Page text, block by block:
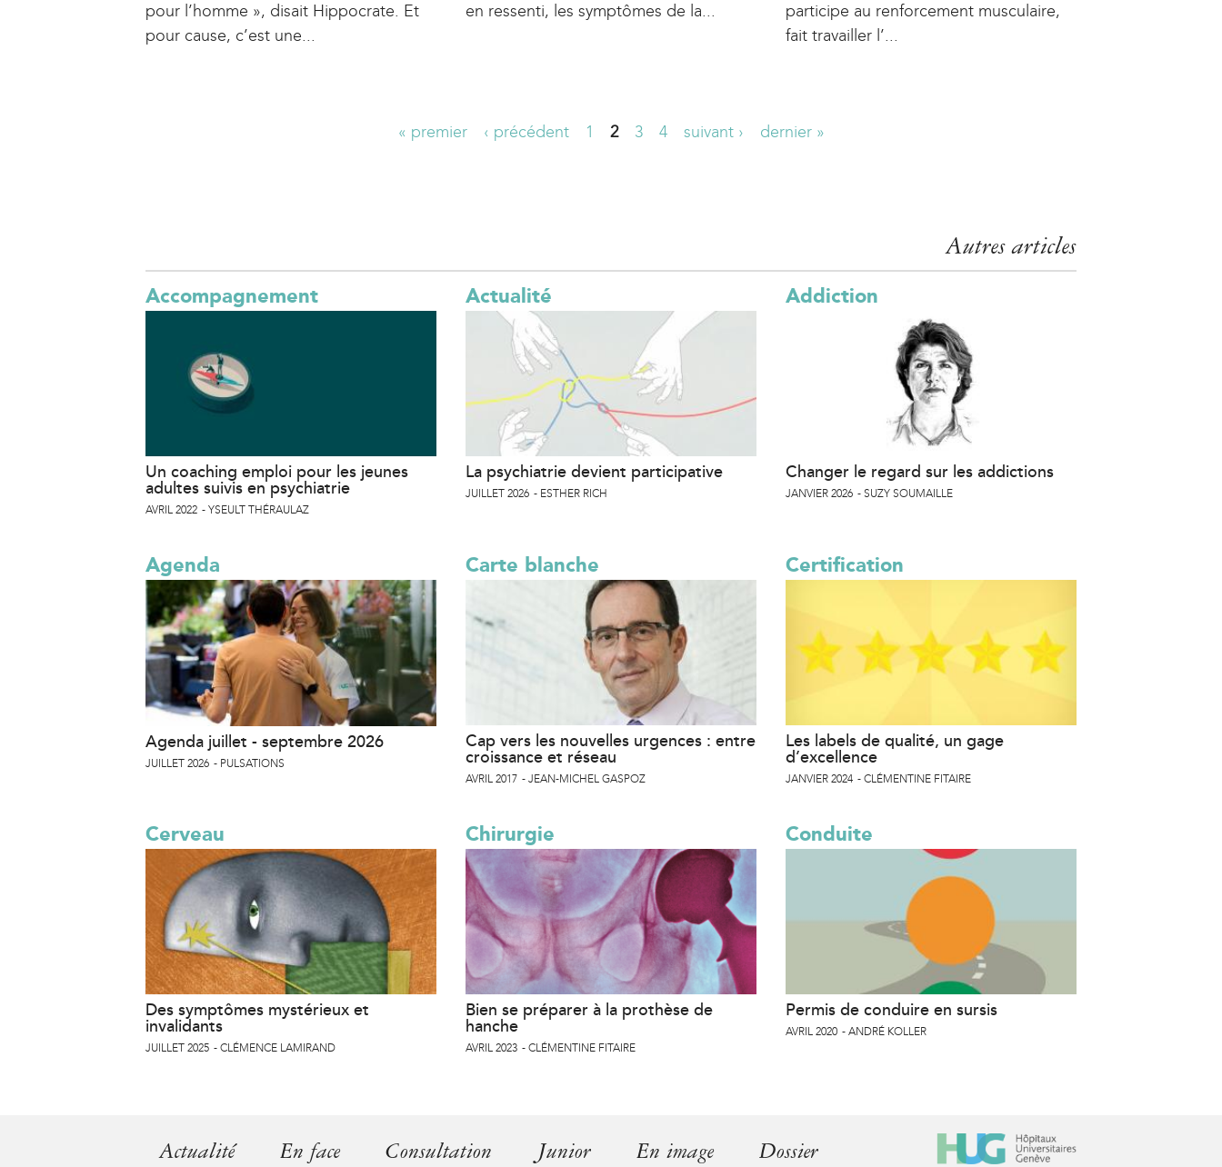
pour l’homme », disait Hippocrate. Et
pour cause, c’est une...
en ressenti, les symptômes de la...
participe au renforcement musculaire,
fait travailler l’...
s
« premier ‹ précédent 1 2 3 4 suivant › dernier »
Autres articles
Accompagnement
Un coaching emploi pour les jeunes
adultes suivis en psychiatrie
AVRIL 2022 YSEULT THÉRAULAZ
Actualité
La psychiatrie devient participative
JUILLET 2026 ESTHER RICH
Addiction
Changer le regard sur les addictions
JANVIER 2026 SUZY SOUMAILLE
Agenda
Agenda juillet - septembre 2026
JUILLET 2026 PULSATIONS
Carte blanche
Cap vers les nouvelles urgences : entre
croissance et réseau
AVRIL 2017 JEAN-MICHEL GASPOZ
Certification
Les labels de qualité, un gage
d’excellence
JANVIER 2024 CLÉMENTINE FITAIRE
Cerveau
Des symptômes mystérieux et
invalidants
JUILLET 2025 CLÉMENCE LAMIRAND
Chirurgie
Bien se préparer à la prothèse de
hanche
AVRIL 2023 CLÉMENTINE FITAIRE
Conduite
Permis de conduire en sursis
AVRIL 2020 ANDRÉ KOLLER
Actualité En face Consultation Junior En image Dossier